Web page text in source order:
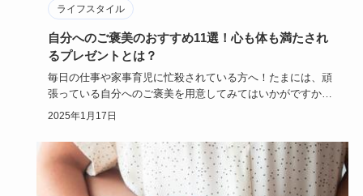
ライフスタイル
自分へのご褒美のおすすめ11選！心も体も満たされ
るプレゼントとは？
毎日の仕事や家事育児に忙殺されている方へ！たまには、頑
張っている自分へのご褒美を用意してみてはいかがですか？
自分から自分に…
2025年1月17日